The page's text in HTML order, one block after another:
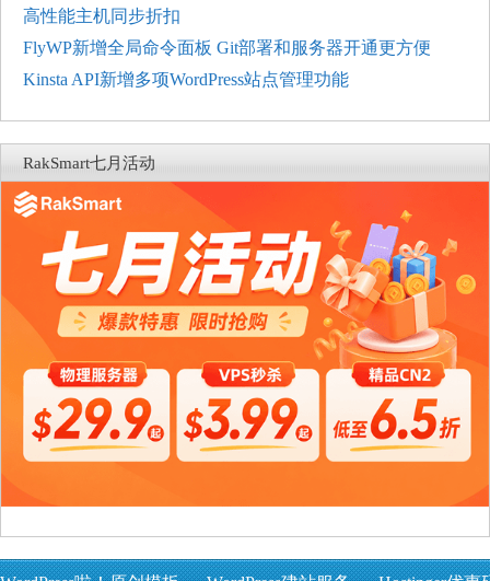
高性能主机同步折扣
FlyWP新增全局命令面板 Git部署和服务器开通更方便
Kinsta API新增多项WordPress站点管理功能
RakSmart七月活动